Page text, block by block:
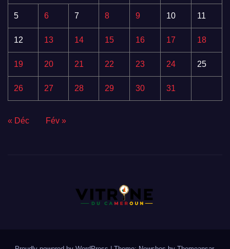
5 6 7 8 9 10 11
12 13 14 15 16 17 18
19 20 21 22 23 24 25
26 27 28 29 30 31
« Déc Fév »